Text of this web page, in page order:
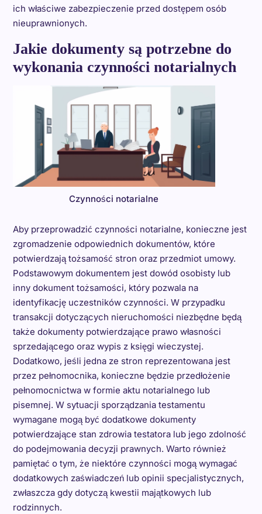
ich właściwe zabezpieczenie przed dostępem osób
nieuprawnionych.
Jakie dokumenty są potrzebne do
wykonania czynności notarialnych
Czynności notarialne
Aby przeprowadzić czynności notarialne, konieczne jest
zgromadzenie odpowiednich dokumentów, które
potwierdzają tożsamość stron oraz przedmiot umowy.
Podstawowym dokumentem jest dowód osobisty lub
inny dokument tożsamości, który pozwala na
identyfikację uczestników czynności. W przypadku
transakcji dotyczących nieruchomości niezbędne będą
także dokumenty potwierdzające prawo własności
sprzedającego oraz wypis z księgi wieczystej.
Dodatkowo, jeśli jedna ze stron reprezentowana jest
przez pełnomocnika, konieczne będzie przedłożenie
pełnomocnictwa w formie aktu notarialnego lub
pisemnej. W sytuacji sporządzania testamentu
wymagane mogą być dodatkowe dokumenty
potwierdzające stan zdrowia testatora lub jego zdolność
do podejmowania decyzji prawnych. Warto również
pamiętać o tym, że niektóre czynności mogą wymagać
dodatkowych zaświadczeń lub opinii specjalistycznych,
zwłaszcza gdy dotyczą kwestii majątkowych lub
rodzinnych.